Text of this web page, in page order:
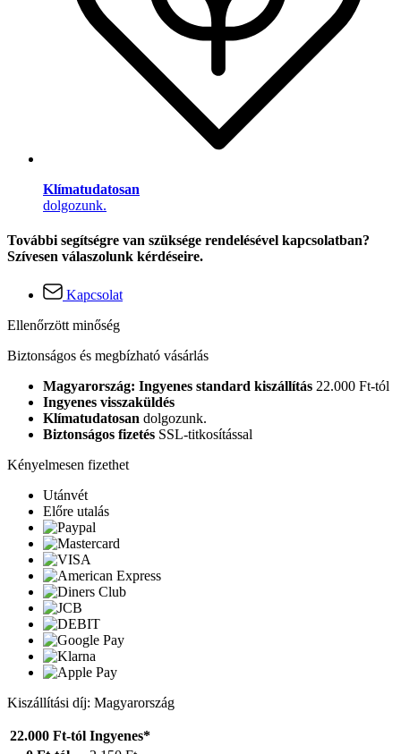
Klímatudatosan
dolgozunk.
További segítségre van szüksége rendelésével kapcsolatban?
Szívesen válaszolunk kérdéseire.
Kapcsolat
Ellenőrzött minőség
Biztonságos és megbízható vásárlás
Magyarország: Ingyenes standard kiszállítás 22.000 Ft-tól
Ingyenes visszaküldés
Klímatudatosan dolgozunk.
Biztonságos fizetés SSL-titkosítással
Kényelmesen fizethet
Utánvét
Előre utalás
Kiszállítási díj: Magyarország
22.000 Ft-tól Ingyenes*